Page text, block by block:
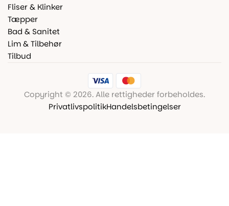
Fliser & Klinker
Tæpper
Bad & Sanitet
Lim & Tilbehør
Tilbud
Copyright © 2026. Alle rettigheder forbeholdes.
PrivatlivspolitikHandelsbetingelser